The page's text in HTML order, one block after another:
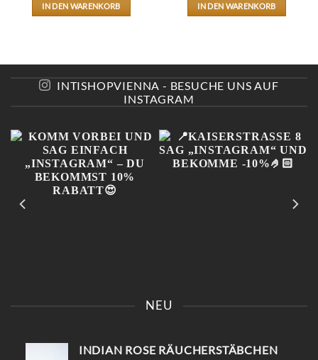
IN DEN WARENKORB IN DEN WARENKORB
INTISHOPVIENNA - BESUCHE UNS AUF
INSTAGRAM
NEU
INDIAN ROSE RÄUCHERSTÄBCHEN